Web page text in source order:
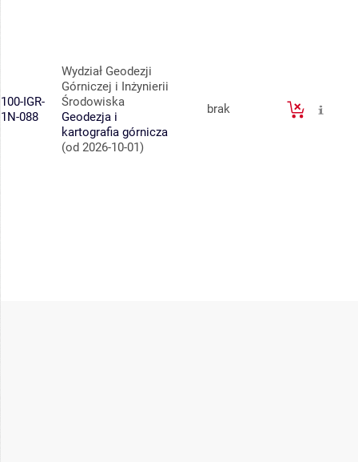
100-IGR-
1N-088
Wydział Geodezji
Górniczej i Inżynierii
Środowiska
Geodezja i
kartografia górnicza
(od 2026-10-01)
brak